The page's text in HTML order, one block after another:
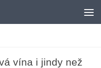
vína i jindy než